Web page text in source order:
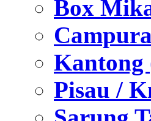
Box
Kantong
Pisau /